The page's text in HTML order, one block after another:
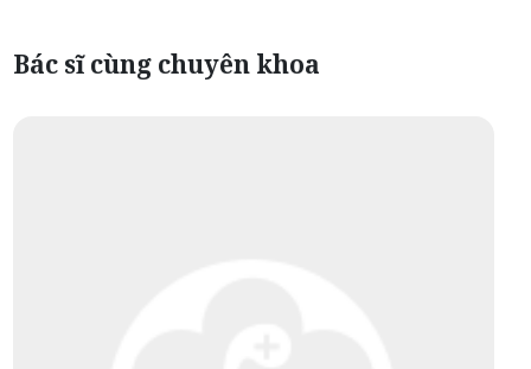
Bác sĩ cùng chuyên khoa